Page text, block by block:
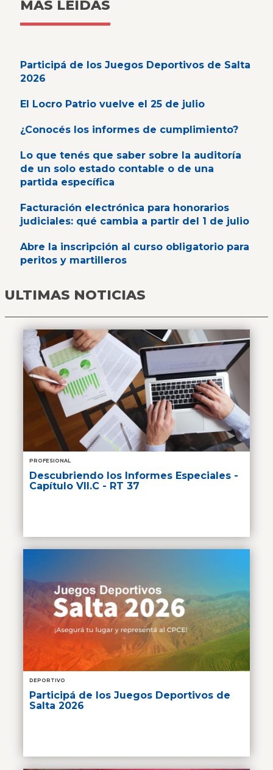
MÁS LEIDAS
Participá de los Juegos Deportivos de Salta
2026
El Locro Patrio vuelve el 25 de julio
¿Conocés los informes de cumplimiento?
Lo que tenés que saber sobre la auditoría
de un solo estado contable o de una
partida específica
Facturación electrónica para honorarios
judiciales: qué cambia a partir del 1 de julio
Abre la inscripción al curso obligatorio para
peritos y martilleros
ULTIMAS NOTICIAS
PROFESIONAL
Descubriendo los Informes Especiales -
Capítulo VII.C - RT 37
DEPORTIVO
Participá de los Juegos Deportivos de
Salta 2026